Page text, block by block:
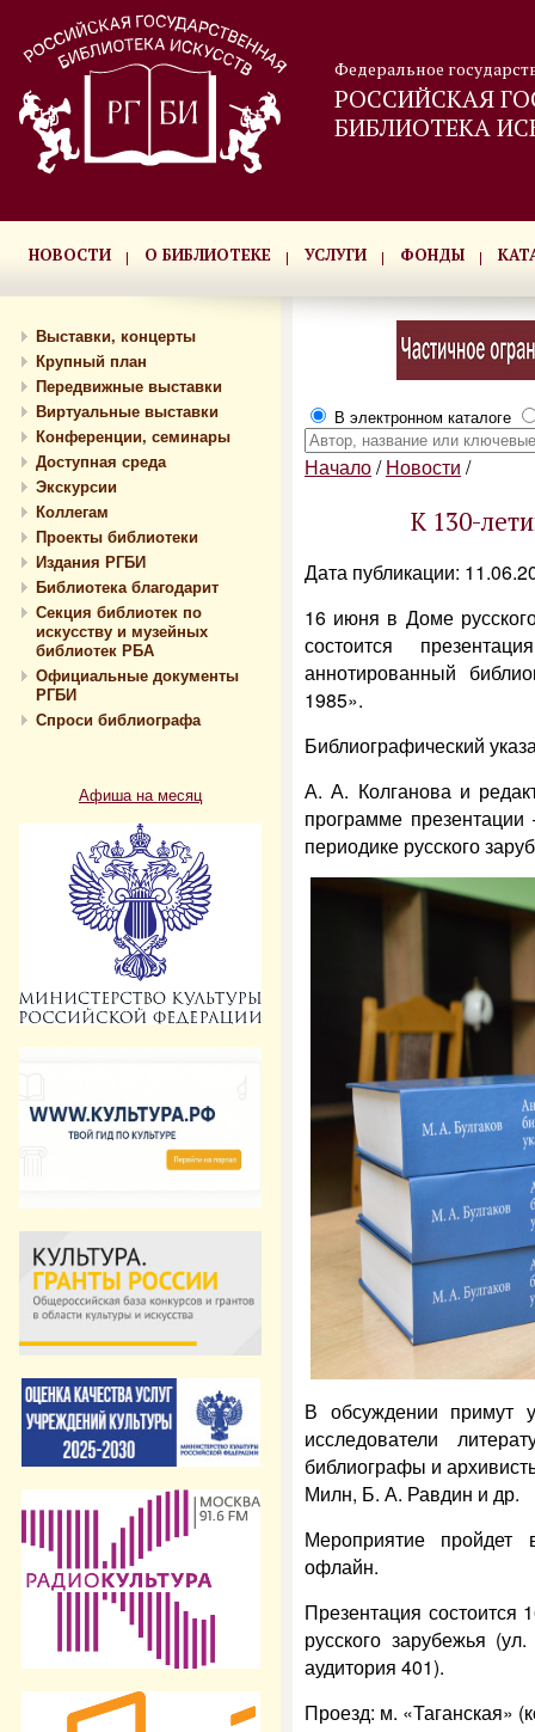
Федеральное
РОССИЙСКАЯ
БИБЛИОТЕКА
НОВОСТИ О БИБЛИОТЕКЕ УСЛУГИ ФОНДЫ
Выставки, концерты
Крупный план
Передвижные выставки
Виртуальные выставки
Конференции, семинары
Доступная среда
Экскурсии
Коллегам
Проекты библиотеки
Издания РГБИ
Библиотека благодарит
Секция библиотек по
искусству и музейных
библиотек РБА
Официальные документы
РГБИ
Спроси библиографа
Афиша на месяц
В электронном каталоге
Начало/ Новости /
К 130-
Дата публикации:
16 июня в Доме
состоится
аннотированный
1985».
Библиографический
А. А. Колганова и
программе
периодике русского
В обсуждении примут
исследователи
библиографы и
Милн, Б. А. Равдин и др.
Мероприятие
офлайн.
Презентация
русского зарубежья
аудитория 401).
Проезд: м. «Таганская»